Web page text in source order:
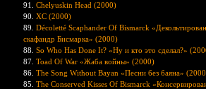
91. Chelyuskin Нead (2000)
90. XC (2000)
89. Décoletté Scaphander Of Bismarck
скафандр Бисмарка» (2000)
88. So Who Has Done It? «Ну и кто это сделал?»
87. Toad Of War «Жаба войны» (2000)
86. The Song Without Bayan «Песни без баяна»
85. The Conserved Kisses Of Bismarck